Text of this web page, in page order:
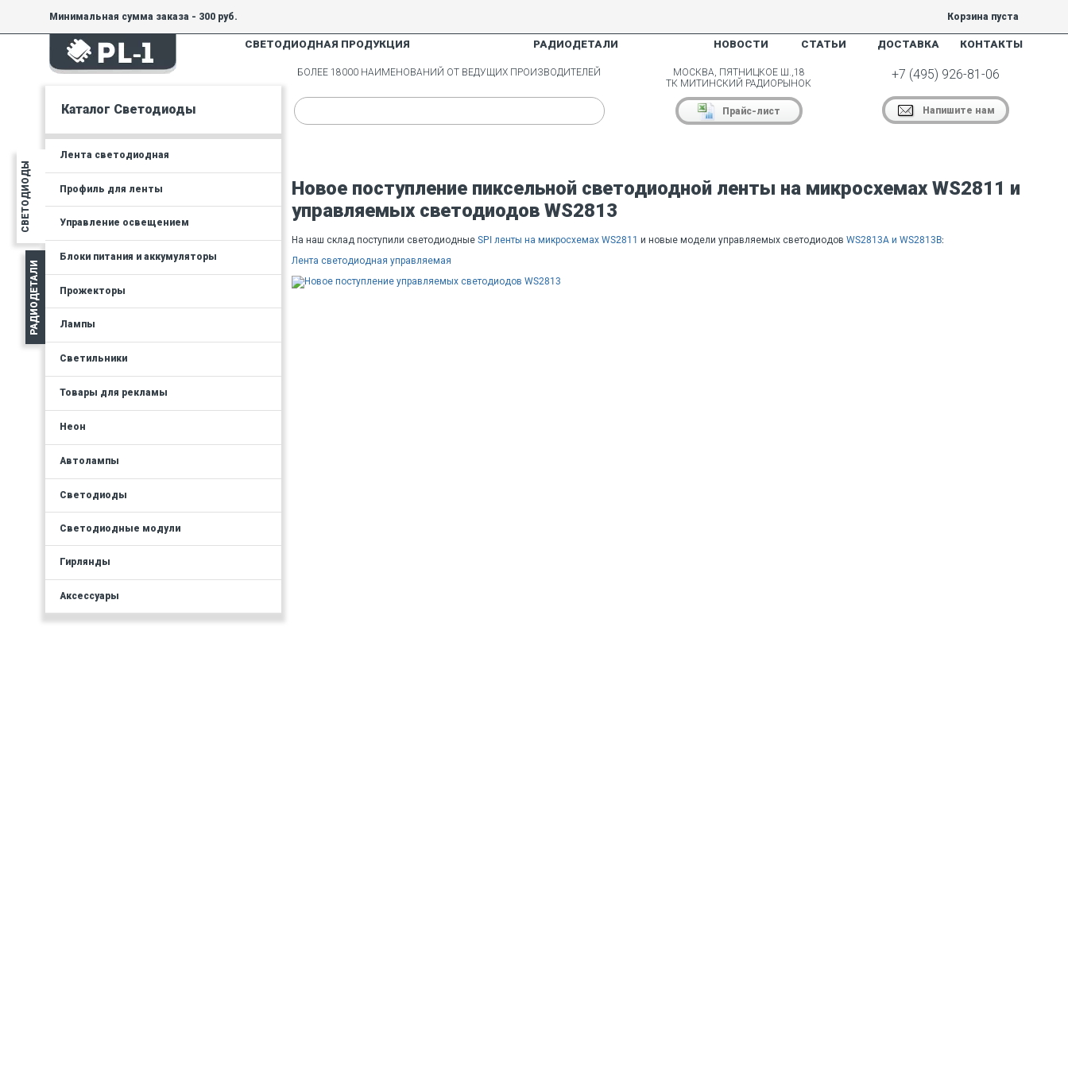
Минимальная сумма заказа - 300 руб. Корзина пуста
СВЕТОДИОДНАЯ ПРОДУКЦИЯ РАДИОДЕТАЛИ НОВОСТИ СТАТЬИ ДОСТАВКА КОНТАКТЫ
СВЕТОДИОДЫ
РАДИОДЕТАЛИ
Каталог Светодиоды
Лента светодиодная
Профиль для ленты
Управление освещением
Блоки питания и аккумуляторы
Прожекторы
Лампы
Светильники
Товары для рекламы
Неон
Автолампы
Светодиоды
Светодиодные модули
Гирлянды
Аксессуары
БОЛЕЕ 18000 НАИМЕНОВАНИЙ ОТ ВЕДУЩИХ ПРОИЗВОДИТЕЛЕЙ
МОСКВА, ПЯТНИЦКОЕ Ш.,18
ТК МИТИНСКИЙ РАДИОРЫНОК
Прайс-лист
+7 (495) 926-81-06
Напишите нам
Новое поступление пиксельной светодиодной ленты на микросхемах WS2811 и
управляемых светодиодов WS2813
На наш склад поступили светодиодные SPI ленты на микросхемах WS2811 и новые модели управляемых светодиодов WS2813A и WS2813B:
Лента светодиодная управляемая